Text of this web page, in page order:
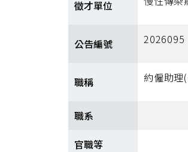
徵才單位
公告編號 2026095
職稱 約僱助理
職系
官職等